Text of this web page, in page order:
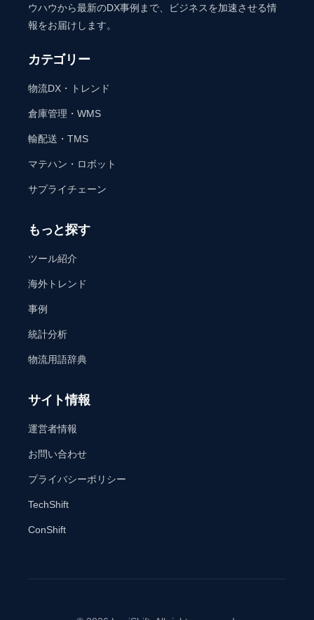
ウハウから最新のDX事例まで、ビジネスを加速させる情
報をお届けします。
カテゴリー
物流DX・トレンド
倉庫管理・WMS
輸配送・TMS
マテハン・ロボット
サプライチェーン
もっと探す
ツール紹介
海外トレンド
事例
統計分析
物流用語辞典
サイト情報
運営者情報
お問い合わせ
プライバシーポリシー
TechShift
ConShift